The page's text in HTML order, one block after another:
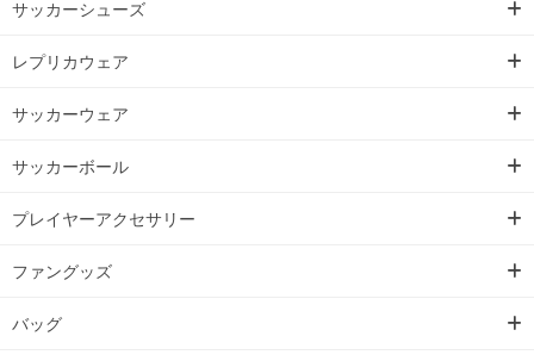
サッカーシューズ
レプリカウェア
サッカーウェア
サッカーボール
プレイヤーアクセサリー
ファングッズ
バッグ